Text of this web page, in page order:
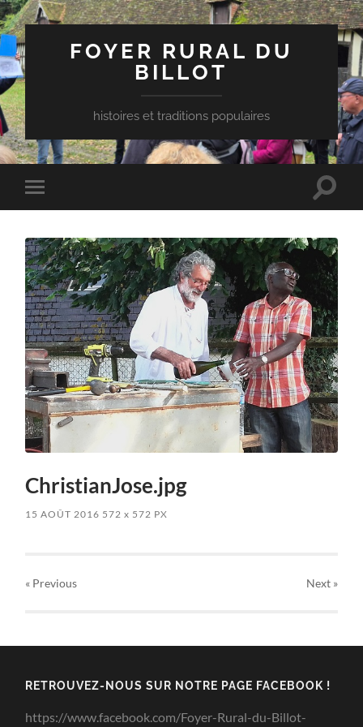
FOYER RURAL DU
BILLOT
histoires et traditions populaires
Toggle
mobile
Toggle
ChristianJose.jpg
15 AOÛT 2016 572x 572 PX
« Previous Next»
RETROUVEZ-NOUS SUR NOTRE PAGE FACEBOOK !
https://www.facebook.com/Foyer-Rural-du-Billot-